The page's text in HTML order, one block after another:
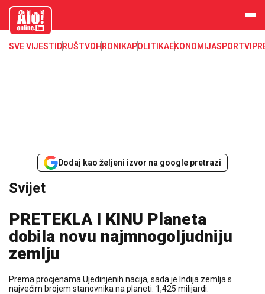
aloonline.b
SVE VIJESTI DRUŠTVOHRONIKAPOLITIKAEKONOMIJASPORTVIP
Dodaj kao željeni izvor na google pretrazi
Svijet
PRETEKLA I KINU Planeta
dobila novu najmnogoljudniju
zemlju
Prema procjenama Ujedinjenih nacija, sada je Indija zemlja s
najvećim brojem stanovnika na planeti: 1,425 milijardi.